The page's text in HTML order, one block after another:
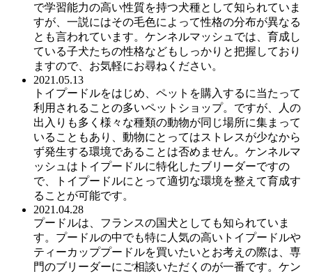
で学習能力の高い性質を持つ犬種として知られていま
すが、一説にはその毛色によって性格の分布が異なる
とも言われています。ケンネルマッシュでは、育成し
ている子犬たちの性格などもしっかりと把握しており
ますので、お気軽にお尋ねください。
2021.05.13
トイプードルをはじめ、ペットを購入するに当たって
利用されることの多いペットショップ。ですが、人の
出入りも多く様々な種類の動物が同じ場所に集まって
いることもあり、動物にとってはストレスが少なから
ず発生する環境であることは否めません。ケンネルマ
ッシュはトイプードルに特化したブリーダーですの
で、トイプードルにとって適切な環境を整えて育成す
ることが可能です。
2021.04.28
プードルは、フランスの国犬としても知られていま
す。プードルの中でも特に人気の高いトイプードルや
ティーカッププードルを買いたいとお考えの際は、専
門のブリーダーにご相談いただくのが一番です。ケン